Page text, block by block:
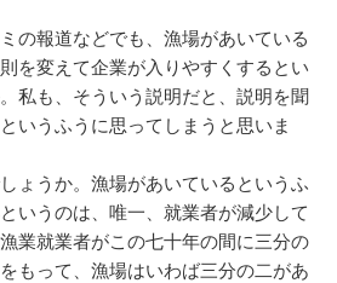
の報道などでも、漁場があいている
を変えて企業が入りやすくするとい
私も、そういう説明だと、説明を聞
いうふうに思ってしまうと思いま
ょうか。漁場があいているというふ
いうのは、唯一、就業者が減少して
業就業者がこの七十年の間に三分の
もって、漁場はいわば三分の二があ